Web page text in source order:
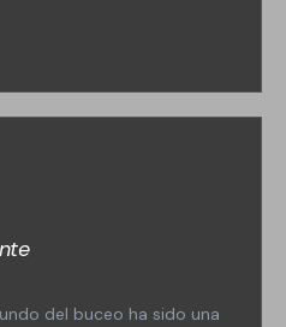
del buceo ha sido una